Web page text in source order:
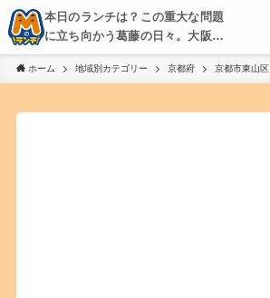
本日のランチは？この重大な問題
に立ち向かう葛藤の日々。大阪・
京都・神戸を中心とした食べ歩
き、飲み歩きを綴る。
ホーム 地域別カテゴリー 京都府 京都市東山区